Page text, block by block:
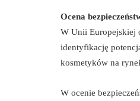
Ocena
W Unii Europejskiej
identyfikację
kosmetyków na
W ocenie